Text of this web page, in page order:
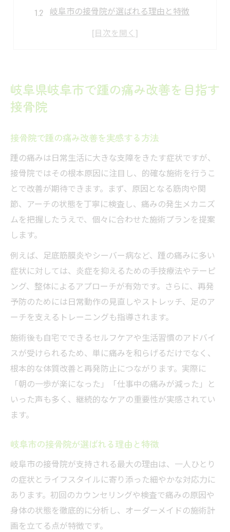
岐阜市の接骨院が選ばれる理由と特徴
踵痛に接骨院が効果的な理由を解説
接骨院でできる踵の根本ケアとは何か
接骨院が行う踵痛の根本ケアの流れ
接骨院で受けられる踵ケアと日常改善
足底筋膜炎の接骨院での根本的施術法
接骨院での施術とセルフケア指導の重要性
もし踵が朝から痛むなら接骨院へ相談を
朝の踵痛に接骨院ができる対応策とは
接骨院で相談するべき踵痛のサイン
接骨院での早期受診が再発予防につながる
接骨院で分かる踵痛の本当の原因
踵痛に悩む方が知りたい接骨院の施術法
接骨院での踵痛施術の具体的な流れ
踵痛に効果的な接骨院の骨盤矯正とは
筋膜リリースなど接骨院独自の施術内容
再発を防ぐ接骨院のトレーニング指導
話題の接骨院による踵痛アプローチ解説
踵の痛み改善に効果的な接骨院の工夫
インソール提案など接骨院のサポート例
接骨院の施術で得られる持続的な効果
踵の痛みを再発させない接骨院の工夫
再発予防に接骨院が提案する生活習慣改善
岐阜県岐阜市で踵の痛み改善を目指す
接骨院
接骨院で踵の痛み改善を実感する方法
踵の痛みは日常生活に大きな支障をきたす症状ですが、
接骨院ではその根本原因に注目し、的確な施術を行うこ
とで改善が期待できます。まず、原因となる筋肉や関
節、アーチの状態を丁寧に検査し、痛みの発生メカニズ
ムを把握したうえで、個々に合わせた施術プランを提案
します。
例えば、足底筋膜炎やシーバー病など、踵の痛みに多い
症状に対しては、炎症を抑えるための手技療法やテーピ
ング、整体によるアプローチが有効です。さらに、再発
予防のためには日常動作の見直しやストレッチ、足のア
ーチを支えるトレーニングも指導されます。
施術後も自宅でできるセルフケアや生活習慣のアドバイ
スが受けられるため、単に痛みを和らげるだけでなく、
根本的な体質改善と再発防止につながります。実際に
「朝の一歩が楽になった」「仕事中の痛みが減った」と
いった声も多く、継続的なケアの重要性が実感されてい
ます。
岐阜市の接骨院が選ばれる理由と特徴
岐阜市の接骨院が支持される最大の理由は、一人ひとり
の症状とライフスタイルに寄り添った細やかな対応力に
あります。初回のカウンセリングや検査で痛みの原因や
身体の状態を徹底的に分析し、オーダーメイドの施術計
画を立てる点が特徴です。